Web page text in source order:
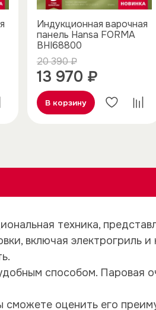
Индукционная варочная
панель Hansa FORMA
BHI68800
20 390 ₽
13 970 ₽
В корзину
техника,
включая электрогриль
способом.
оценить его